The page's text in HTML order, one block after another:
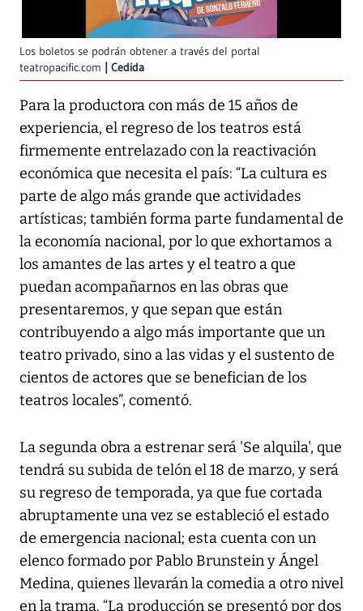
Los boletos se podrán obtener a través del portal
teatropacific.com
Cedida
Para la productora con más de 15 años de
experiencia, el regreso de los teatros está
firmemente entrelazado con la reactivación
económica que necesita el país: “La cultura es
parte de algo más grande que actividades
artísticas; también forma parte fundamental de
la economía nacional, por lo que exhortamos a
los amantes de las artes y el teatro a que
puedan acompañarnos en las obras que
presentaremos, y que sepan que están
contribuyendo a algo más importante que un
teatro privado, sino a las vidas y el sustento de
cientos de actores que se benefician de los
teatros locales”, comentó.
La segunda obra a estrenar será 'Se alquila', que
tendrá su subida de telón el 18 de marzo, y será
su regreso de temporada, ya que fue cortada
abruptamente una vez se estableció el estado
de emergencia nacional; esta cuenta con un
elenco formado por Pablo Brunstein y Ángel
Medina, quienes llevarán la comedia a otro nivel
en la trama. “La producción se presentó por dos